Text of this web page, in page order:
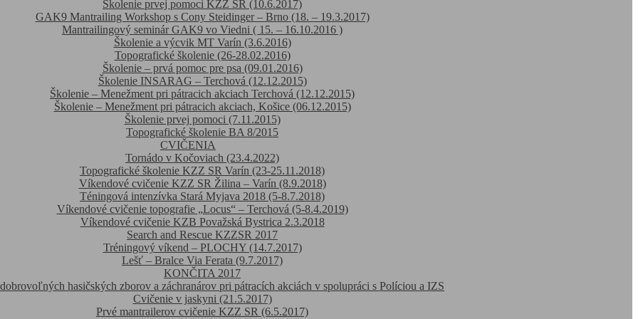
Školenie prvej pomoci KZZ SR (10.6.2017)
GAK9 Mantrailing Workshop s Cony Steidinger – Brno (18. – 19.3.2017)
Mantrailingový seminár GAK9 vo Viedni ( 15. – 16.10.2016 )
Školenie a výcvik MT Varín (3.6.2016)
Topografické školenie (26-28.02.2016)
Školenie – prvá pomoc pre psa (09.01.2016)
Školenie INSARAG – Terchová (12.12.2015)
Školenie – Menežment pri pátracich akciach Terchová (12.12.2015)
Školenie – Menežment pri pátracich akciach, Košice (06.12.2015)
Školenie prvej pomoci (7.11.2015)
Topografické školenie BA 8/2015
CVIČENIA
Tornádo v Kočoviach (23.4.2022)
Topografické školenie KZZ SR Varín (23-25.11.2018)
Víkendové cvičenie KZZ SR Žilina – Varín (8.9.2018)
Téningová intenzívka Stará Myjava 2018 (5-8.7.2018)
Víkendové cvičenie topografie „Locus“ – Terchová (5-8.4.2019)
Víkendové cvičenie KZB Považská Bystrica 2.3.2018
Search and Rescue KZZSR 2017
Tréningový víkend – PLOCHY (14.7.2017)
Lešť – Bralce Via Ferata (9.7.2017)
KONČITA 2017
hasičských zborov a záchranárov pri pátracích akciách v spolupráci s Políciou a IZS
Cvičenie v jaskyni (21.5.2017)
Prvé mantrailerov cvičenie KZZ SR (6.5.2017)